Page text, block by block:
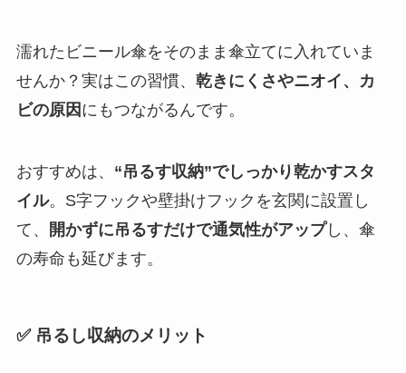
濡れたビニール傘をそのまま傘立てに入れていま
せんか？実はこの習慣、 乾きにくさやニオイ、カ
ビの原因 にもつながるんです。
おすすめは、 “吊るす収納”でしっかり乾かすスタ
イル。S字フックや壁掛けフックを玄関に設置し
て、
開かずに吊るすだけで通気性がアップし、傘
の寿命も延びます。
✅ 吊るし収納のメリット